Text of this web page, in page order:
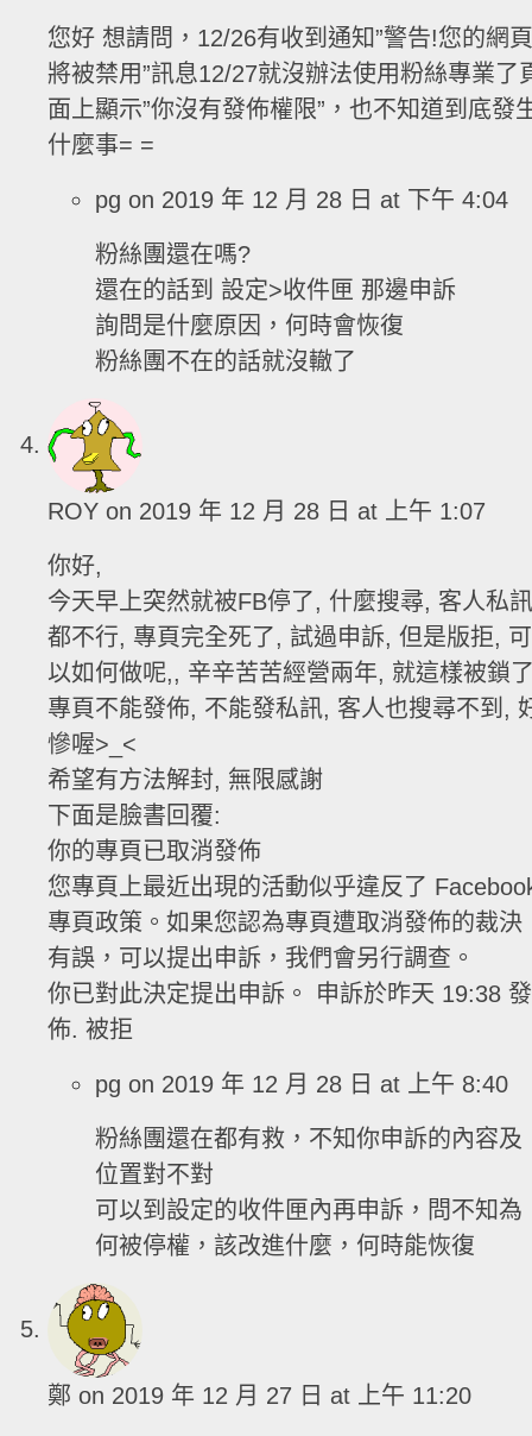
您好 想請問，12/26有收到通知”警告!您的網頁
將被禁用”訊息12/27就沒辦法使用粉絲專業了
面上顯示”你沒有發佈權限”，也不知道到底發
什麼事= =
pg on 2019 年 12 月 28 日 at 下午 4:04
粉絲團還在嗎?
還在的話到 設定>收件匣 那邊申訴
詢問是什麼原因，何時會恢復
粉絲團不在的話就沒轍了
ROY on 2019 年 12 月 28 日 at 上午 1:07
你好,
今天早上突然就被FB停了, 什麼搜尋, 客人私訊
都不行, 專頁完全死了, 試過申訴, 但是版拒, 可
以如何做呢,, 辛辛苦苦經營兩年, 就這樣被鎖
專頁不能發佈, 不能發私訊, 客人也搜尋不到,
慘喔>_<
希望有方法解封, 無限感謝
下面是臉書回覆:
你的專頁已取消發佈
您專頁上最近出現的活動似乎違反了
專頁政策。如果您認為專頁遭取消發佈的裁決
有誤，可以提出申訴，我們會另行調查。
你已對此決定提出申訴。 申訴於昨天 19:38 發
佈. 被拒
pg on 2019 年 12 月 28 日 at 上午 8:40
粉絲團還在都有救，不知你申訴的內容及
位置對不對
可以到設定的收件匣內再申訴，問不知為
何被停權，該改進什麼，何時能恢復
鄭 on 2019 年 12 月 27 日 at 上午 11:20